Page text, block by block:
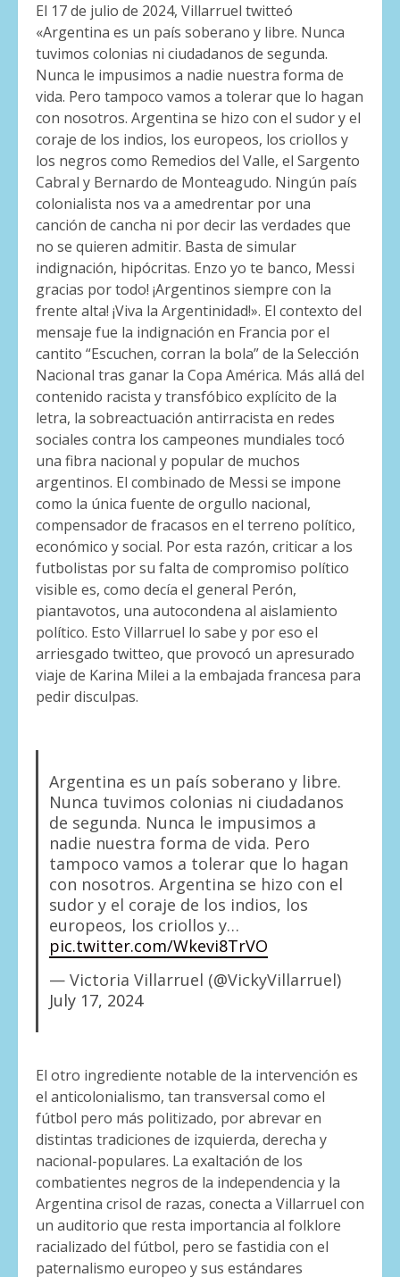
El 17 de julio de 2024, Villarruel twitteó
«Argentina es un país soberano y libre. Nunca
tuvimos colonias ni ciudadanos de segunda.
Nunca le impusimos a nadie nuestra forma de
vida. Pero tampoco vamos a tolerar que lo hagan
con nosotros. Argentina se hizo con el sudor y el
coraje de los indios, los europeos, los criollos y
los negros como Remedios del Valle, el Sargento
Cabral y Bernardo de Monteagudo. Ningún país
colonialista nos va a amedrentar por una
canción de cancha ni por decir las verdades que
no se quieren admitir. Basta de simular
indignación, hipócritas. Enzo yo te banco, Messi
gracias por todo! ¡Argentinos siempre con la
frente alta! ¡Viva la Argentinidad!». El contexto del
mensaje fue la indignación en Francia por el
cantito “Escuchen, corran la bola” de la Selección
Nacional tras ganar la Copa América. Más allá del
contenido racista y transfóbico explícito de la
letra, la sobreactuación antirracista en redes
sociales contra los campeones mundiales tocó
una fibra nacional y popular de muchos
argentinos. El combinado de Messi se impone
como la única fuente de orgullo nacional,
compensador de fracasos en el terreno político,
económico y social. Por esta razón, criticar a los
futbolistas por su falta de compromiso político
visible es, como decía el general Perón,
piantavotos, una autocondena al aislamiento
político. Esto Villarruel lo sabe y por eso el
arriesgado twitteo, que provocó un apresurado
viaje de Karina Milei a la embajada francesa para
pedir disculpas.
Argentina es un país soberano y libre.
Nunca tuvimos colonias ni ciudadanos
de segunda. Nunca le impusimos a
nadie nuestra forma de vida. Pero
tampoco vamos a tolerar que lo hagan
con nosotros. Argentina se hizo con el
sudor y el coraje de los indios, los
europeos, los criollos y…
pic.twitter.com/Wkevi8TrVO
— Victoria Villarruel (@VickyVillarruel)
July 17, 2024
El otro ingrediente notable de la intervención es
el anticolonialismo, tan transversal como el
fútbol pero más politizado, por abrevar en
distintas tradiciones de izquierda, derecha y
nacional-populares. La exaltación de los
combatientes negros de la independencia y la
Argentina crisol de razas, conecta a Villarruel con
un auditorio que resta importancia al folklore
racializado del fútbol, pero se fastidia con el
paternalismo europeo y sus estándares